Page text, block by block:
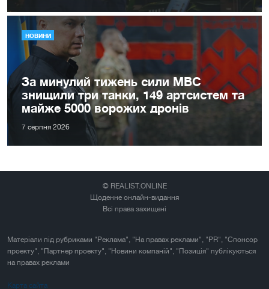
НОВИНИ
За минулий тижень сили МВС
знищили три танки, 149 артсистем та
майже 5000 ворожих дронів
7 серпня 2026
© REALIST.ONLINE
Щоденне онлайн-видання
Всі права захищені
Матеріали під рубриками "Реклама", "На правах реклами", "PR", "Спонсор
проекту", "Партнер проекту", "Новини компаній", "Позиція" публікуються
на правах реклами
Карта сайта